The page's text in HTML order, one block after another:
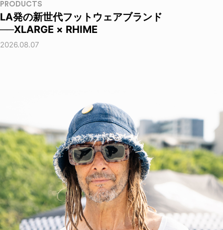
PRODUCTS
LA発の新世代フットウェアブランド
──XLARGE × RHIME
2026.08.07